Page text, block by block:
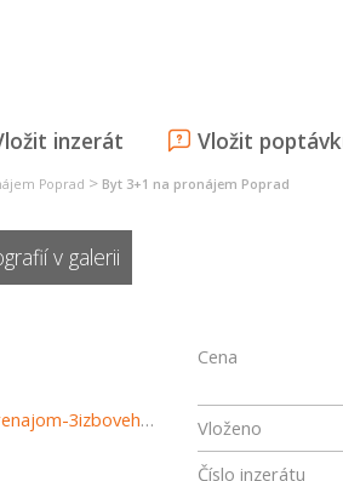
inzerát Vložit
Poprad > Byt 3+1 na pronájem Poprad
v galerii
https://www.reality-poprad.com/prenajom-bytov-byty-novostavby/Poprad---Prenajom-3izboveho-bytu-Juh-III--ulica-Jarna-630€-vratane-energii-37418/?utm_source=areality&utm_medium=xml&utm_term=37418&utm_content=byt&utm_campaign=portaly
Cena
Vloženo
Číslo inzerátu